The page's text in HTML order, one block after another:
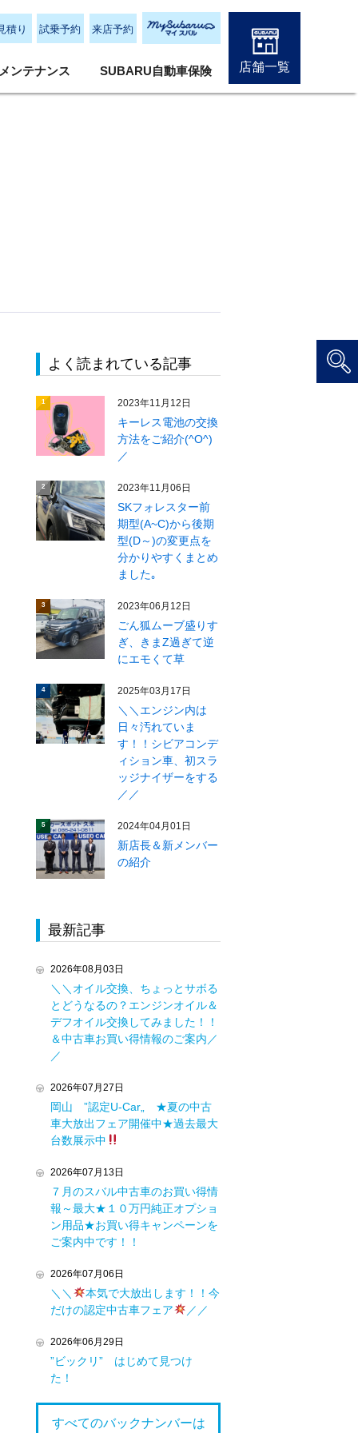
積り 試乗予約 来店予約
ンテナンス SUBARU自動車保険 店舗一覧
よく読まれている記事
1 2023年11月12日
キーレス電池の交換
方法をご紹介(^O^)
／
2 2023年11月06日
SKフォレスター前
期型(A~C)から後期
型(D～)の変更点を
分かりやすくまとめ
ました｡
3 2023年06月12日
ごん狐ムーブ盛りす
ぎ、きまZ過ぎて逆
にエモくて草
4 2025年03月17日
＼＼エンジン内は
日々汚れていま
す！！シビアコンデ
ィション車、初スラ
ッジナイザーをする
／／
5 2024年04月01日
新店長＆新メンバー
の紹介
最新記事
2026年08月03日
＼＼オイル交換、ちょっとサボる
とどうなるの？エンジンオイル＆
デフオイル交換してみました！！
＆中古車お買い得情報のご案内／
／
2026年07月27日
岡山 ”認定U-Car„ ★夏の中古
車大放出フェア開催中★過去最大
台数展示中
2026年07月13日
７月のスバル中古車のお買い得情
報～最大★１０万円純正オプショ
ン用品★お買い得キャンペーンを
ご案内中です！！
2026年07月06日
＼＼
本気で大放出します！！今
だけの認定中古車フェア
／／
2026年06月29日
”ビックリ” はじめて見つけ
た！
すべてのバックナンバーは